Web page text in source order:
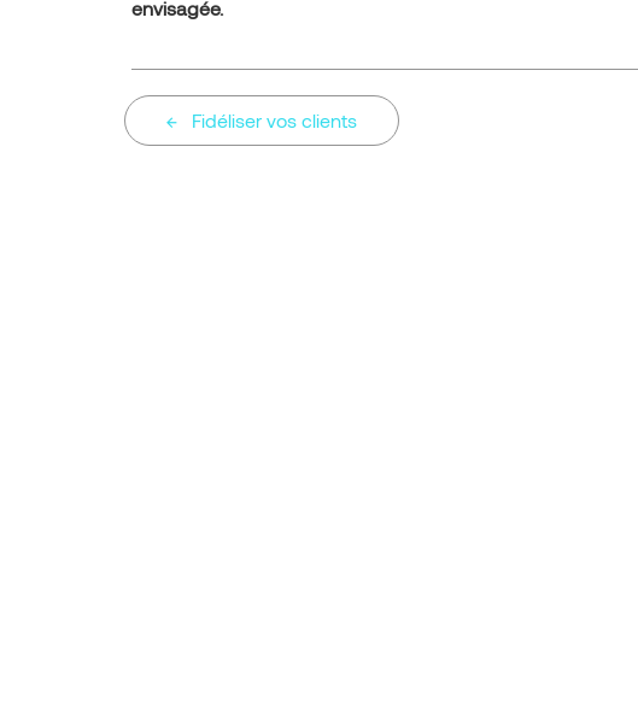
envisagée.
Fidéliser vos clients